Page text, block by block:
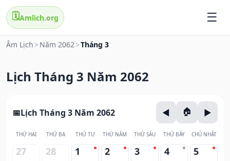
🗓️Amlich.org
Âm Lịch > Năm 2062>Tháng 3
Lịch Tháng 3 Năm 2062
Lịch Tháng 3 Năm 2062
THỨ HAI THỨ BA THỨ TƯ THỨ NĂM THỨ SÁU THỨ BẢY CHỦ NHẬT
27 28 1 2 3 4 5